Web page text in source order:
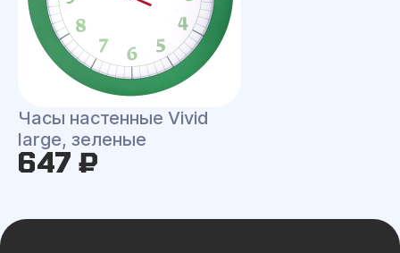
Часы настенные Vivid
large, зеленые
647 ₽